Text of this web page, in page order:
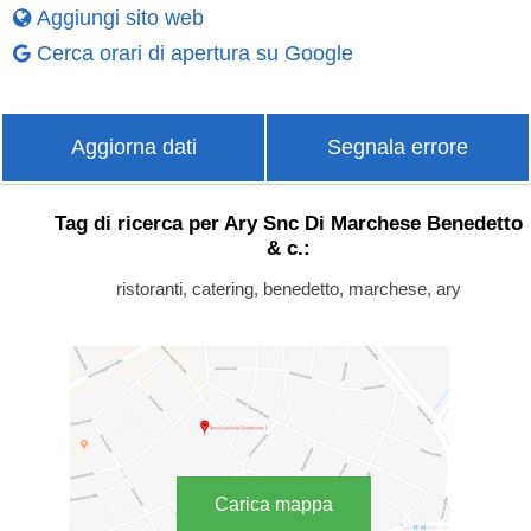
Aggiungi sito web
Cerca orari di apertura su Google
Aggiorna dati Segnala errore
Tag di ricerca per Ary Snc Di Marchese Benedetto
& c.:
ristoranti, catering, benedetto, marchese, ary
Carica mappa